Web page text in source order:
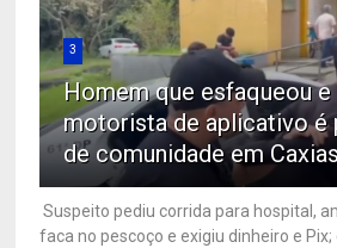
3
Homem que esfaqueou
motorista de aplicativo é
de comunidade em Caxias
Suspeito pediu corrida para hospital,
faca no pescoço e exigiu dinheiro e